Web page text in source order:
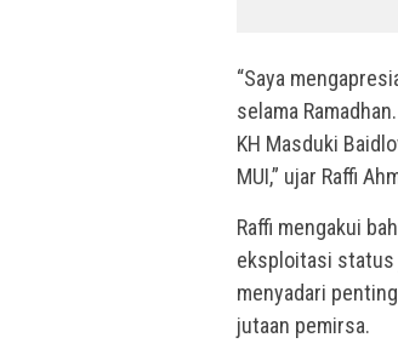
“Saya
selama
KH Masduki
MUI,” ujar Raffi
Raffi mengakui
eksploitasi status
menyadari
jutaan pemirsa.